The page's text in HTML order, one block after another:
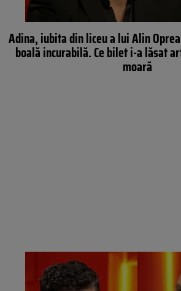
Adina, iubita din liceu a lui Alin
boală incurabilă. Ce bilet i-a lăsat
moară